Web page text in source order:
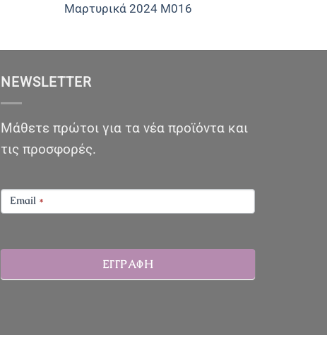
Μαρτυρικά 2024 M016
NEWSLETTER
Μάθετε πρώτοι για τα νέα προϊόντα και
τις προσφορές.
NEWSLETTER
Email *
ΕΓΓΡΑΦΗ